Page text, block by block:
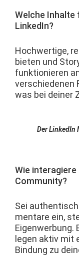
Welche
LinkedIn?
Hochw­er­tige,
bieten und
funk­tion­ieren
ver­schiede­nen
was bei dein­er
Der LinkedIn
Wie
Community?
Sei
mentare ein,
Eigen­wer­bung.
le­gen aktiv mit
Bindung zu